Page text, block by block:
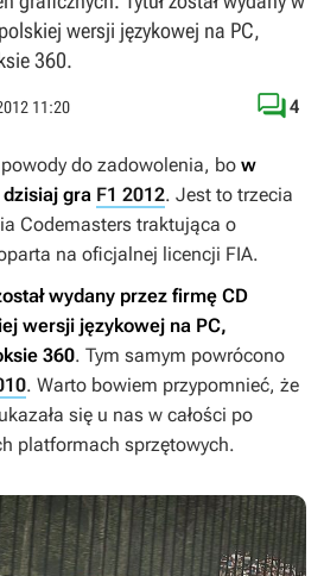
wersji językowej na PC,
360.
11:20 4
do zadowolenia, bo w
dzisiaj gra F1 2012. Jest to trzecia
Codemasters traktująca o
na oficjalnej licencji FIA.
wydany przez firmę CD
wersji językowej na PC,
360. Tym samym powrócono
. Warto bowiem przypomnieć, że
się u nas w całości po
platformach sprzętowych.